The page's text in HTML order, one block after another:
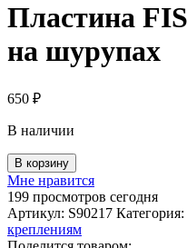
Пластина
на шурупах
650 ₽
В наличии
В корзину
Мне нравится
199 просмотров сегодня
Артикул: S90217 Категория:
креплениям